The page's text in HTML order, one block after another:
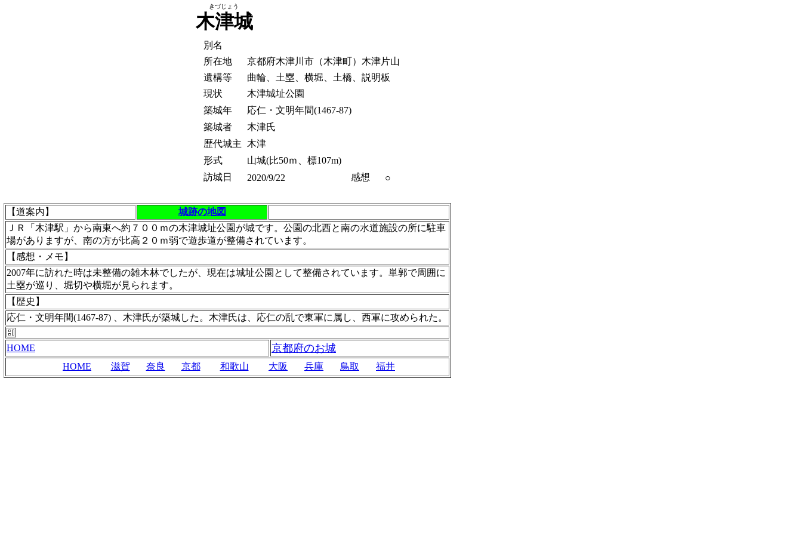
木津城
【道案内】
城跡の地図
ＪＲ「木津駅」から南東へ約７００ｍの木津城址公園が城です。公園の北西と南の水道施設の所に駐車
場がありますが、南の方が比高２０ｍ弱で遊歩道が整備されています。
【感想・メモ】
2007年に訪れた時は未整備の雑木林でしたが、現在は城址公園として整備されています。単郭で周囲に
土塁が巡り、堀切や横堀が見られます。
【歴史】
応仁・文明年間(1467-87) 、木津氏が築城した。木津氏は、応仁の乱で東軍に属し、西軍に攻められた。
HOME 京都府のお城
HOME 滋賀 奈良 京都 和歌山 大阪 兵庫 鳥取 福井
別名
所在地
京都府木津川市（木津町）木津片山
遺構等
曲輪、土塁、横堀、土橋、説明板
現状
木津城址公園
築城年
応仁・文明年間(1467-87)
築城者
木津氏
歴代城主
木津
形式
山城(比50ｍ、標107m)
訪城日
2020/9/22 感想 ○
きづじょう